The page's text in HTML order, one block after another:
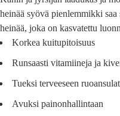
heinää syövä pienlemmikki
heinää, joka on kasvatettu
Korkea kuitupitoisuus
Runsaasti vitamiineja ja
Tueksi terveeseen
Avuksi painonhallintaan